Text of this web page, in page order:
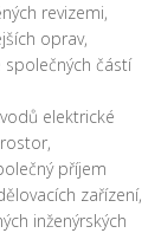
revizemi,
oprav,
částí
elektrické
příjem
zařízení,
inženýrských